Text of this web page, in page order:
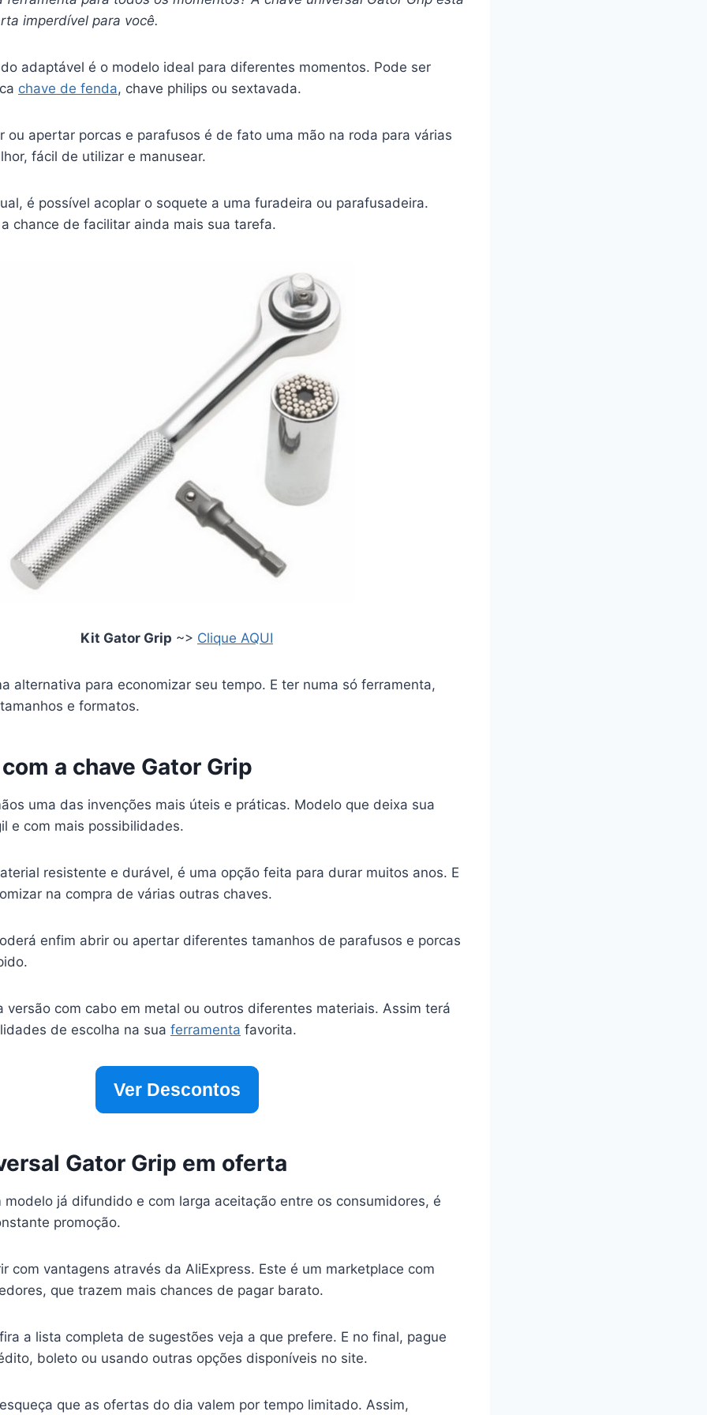
imperdível para você.
adaptável é o modelo ideal para diferentes momentos. Pode ser
chave de fenda, chave philips ou sextavada.
ou apertar porcas e parafusos é de fato uma mão na roda para várias
fácil de utilizar e manusear.
é possível acoplar o soquete a uma furadeira ou parafusadeira.
chance de facilitar ainda mais sua tarefa.
Kit Gator Grip ~> Clique AQUI
alternativa para economizar seu tempo. E ter numa só ferramenta,
e formatos.
a chave Gator Grip
uma das invenções mais úteis e práticas. Modelo que deixa sua
e com mais possibilidades.
resistente e durável, é uma opção feita para durar muitos anos. E
na compra de várias outras chaves.
enfim abrir ou apertar diferentes tamanhos de parafusos e porcas
versão com cabo em metal ou outros diferentes materiais. Assim terá
de escolha na sua ferramenta favorita.
Ver Descontos
Gator Grip em oferta
modelo já difundido e com larga aceitação entre os consumidores, é
promoção.
com vantagens através da AliExpress. Este é um marketplace com
que trazem mais chances de pagar barato.
a lista completa de sugestões veja a que prefere. E no final, pague
boleto ou usando outras opções disponíveis no site.
que as ofertas do dia valem por tempo limitado. Assim,